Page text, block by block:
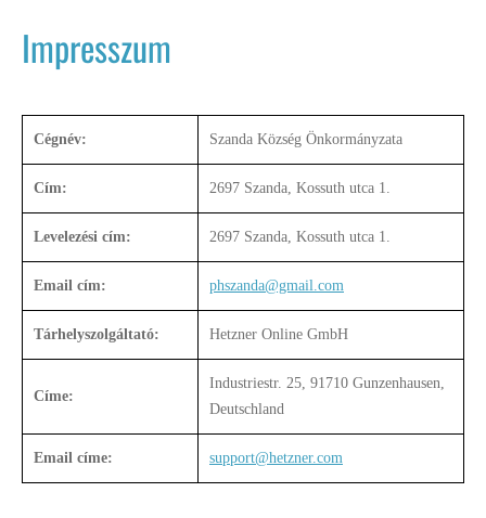
Impresszum
Cégnév: Szanda Község Önkormányzata
Cím: 2697 Szanda, Kossuth utca 1.
Levelezési cím: 2697 Szanda, Kossuth utca 1.
Email cím: phszanda@gmail.com
Tárhelyszolgáltató: Hetzner Online GmbH
Címe:
Industriestr. 25, 91710 Gunzenhausen,
Deutschland
Email címe: support@hetzner.com